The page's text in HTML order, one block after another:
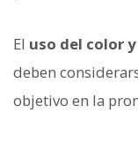
El uso del color
deben
objetivo en la